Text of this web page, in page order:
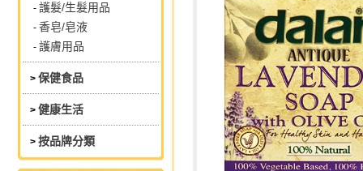
- 護髮/生髮用品
- 香皂/皂液
- 護膚用品
> 保健食品
> 健康生活
> 按品牌分類